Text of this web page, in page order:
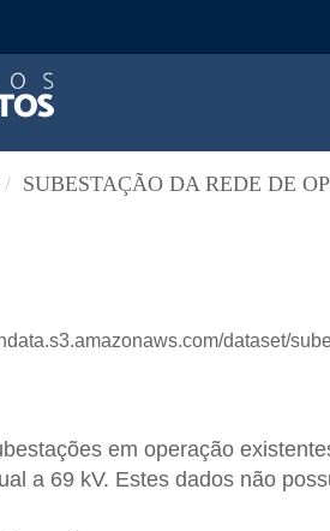
SUBESTAÇÃO DA REDE DE
dataset/
em operação
a 69 kV. Estes dados não